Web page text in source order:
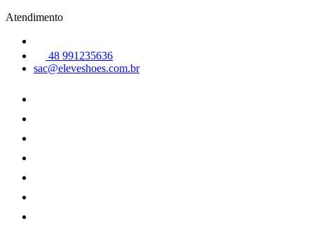
Atendimento
48 991235636
sac@eleveshoes.com.br